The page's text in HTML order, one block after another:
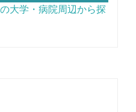
大学・病院周辺から探